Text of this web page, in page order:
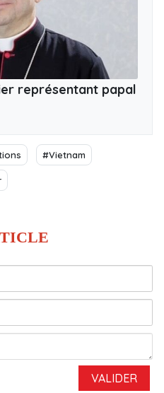
représentant papal
#Vietnam